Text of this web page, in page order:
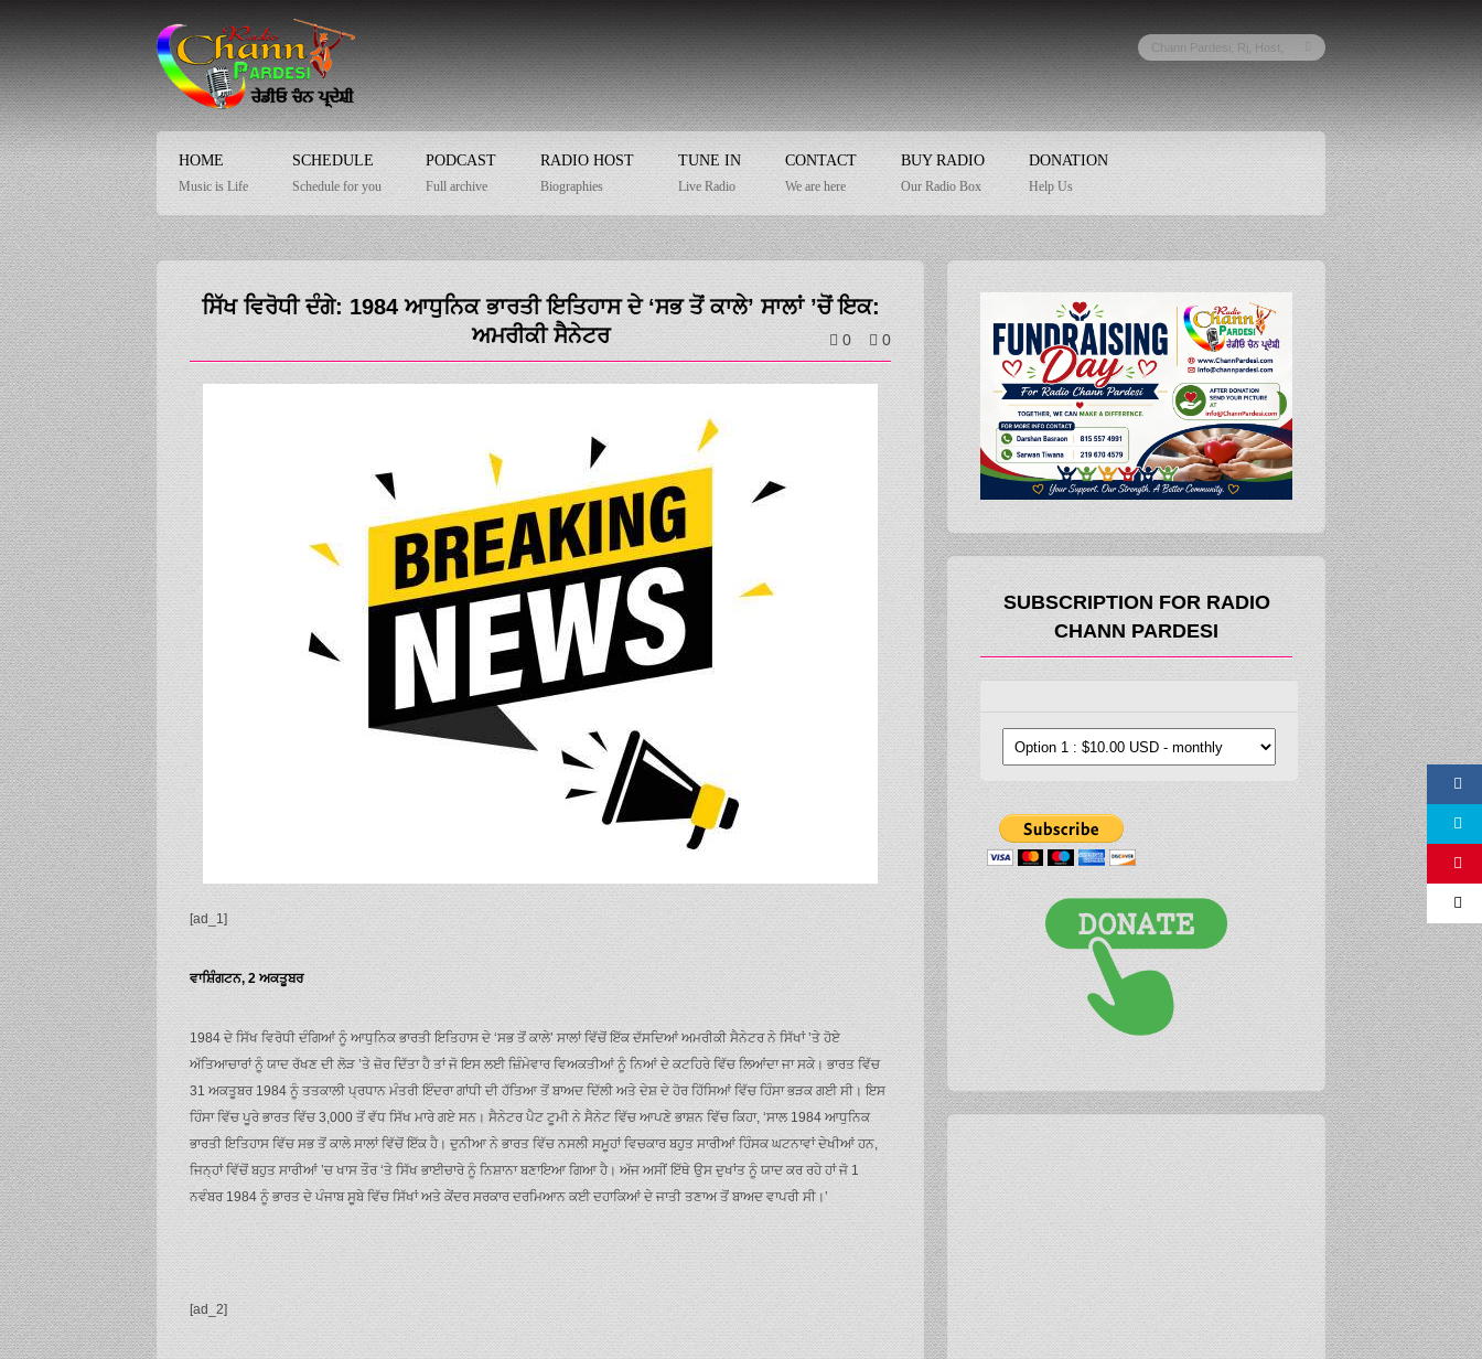
HOME
Music is Life
SCHEDULE
Schedule for you
PODCAST
Full archive
RADIO HOST
Biographies
TUNE IN
Live Radio
CONTACT
We are here
BUY RADIO
Our Radio Box
DONATION
Help Us
ਸਿੱਖ ਵਿਰੋਧੀ ਦੰਗੇ: 1984 ਆਧੁਨਿਕ ਭਾਰਤੀ ਇਤਿਹਾਸ ਦੇ ‘ਸਭ ਤੋਂ ਕਾਲੇ’ ਸਾਲਾਂ ’ਚੋਂ ਇਕ:
ਅਮਰੀਕੀ ਸੈਨੇਟਰ
0 0
[ad_1]
ਵਾਸ਼ਿੰਗਟਨ, 2 ਅਕਤੂਬਰ
1984 ਦੇ ਸਿੱਖ ਵਿਰੋਧੀ ਦੰਗਿਆਂ ਨੂੰ ਆਧੁਨਿਕ ਭਾਰਤੀ ਇਤਿਹਾਸ ਦੇ ‘ਸਭ ਤੋਂ ਕਾਲੇ’ ਸਾਲਾਂ ਵਿੱਚੋਂ ਇੱਕ ਦੱਸਦਿਆਂ ਅਮਰੀਕੀ ਸੈਨੇਟਰ ਨੇ ਸਿੱਖਾਂ ’ਤੇ ਹੋਏ
ਅੱਤਿਆਚਾਰਾਂ ਨੂੰ ਯਾਦ ਰੱਖਣ ਦੀ ਲੋੜ ’ਤੇ ਜ਼ੋਰ ਦਿੱਤਾ ਹੈ ਤਾਂ ਜੋ ਇਸ ਲਈ ਜ਼ਿੰਮੇਵਾਰ ਵਿਅਕਤੀਆਂ ਨੂੰ ਨਿਆਂ ਦੇ ਕਟਹਿਰੇ ਵਿੱਚ ਲਿਆਂਦਾ ਜਾ ਸਕੇ। ਭਾਰਤ ਵਿੱਚ
31 ਅਕਤੂਬਰ 1984 ਨੂੰ ਤਤਕਾਲੀ ਪ੍ਰਧਾਨ ਮੰਤਰੀ ਇੰਦਰਾ ਗਾਂਧੀ ਦੀ ਹੱਤਿਆ ਤੋਂ ਬਾਅਦ ਦਿੱਲੀ ਅਤੇ ਦੇਸ਼ ਦੇ ਹੋਰ ਹਿੱਸਿਆਂ ਵਿੱਚ ਹਿੰਸਾ ਭੜਕ ਗਈ ਸੀ। ਇਸ
ਹਿੰਸਾ ਵਿੱਚ ਪੂਰੇ ਭਾਰਤ ਵਿੱਚ 3,000 ਤੋਂ ਵੱਧ ਸਿੱਖ ਮਾਰੇ ਗਏ ਸਨ। ਸੈਨੇਟਰ ਪੈਟ ਟੂਮੀ ਨੇ ਸੈਨੇਟ ਵਿੱਚ ਆਪਣੇ ਭਾਸ਼ਨ ਵਿੱਚ ਕਿਹਾ, ‘ਸਾਲ 1984 ਆਧੁਨਿਕ
ਭਾਰਤੀ ਇਤਿਹਾਸ ਵਿੱਚ ਸਭ ਤੋਂ ਕਾਲੇ ਸਾਲਾਂ ਵਿੱਚੋਂ ਇੱਕ ਹੈ। ਦੁਨੀਆ ਨੇ ਭਾਰਤ ਵਿੱਚ ਨਸਲੀ ਸਮੂਹਾਂ ਵਿਚਕਾਰ ਬਹੁਤ ਸਾਰੀਆਂ ਹਿੰਸਕ ਘਟਨਾਵਾਂ ਦੇਖੀਆਂ ਹਨ,
ਜਿਨ੍ਹਾਂ ਵਿੱਚੋਂ ਬਹੁਤ ਸਾਰੀਆਂ ’ਚ ਖਾਸ ਤੌਰ ‘ਤੇ ਸਿੱਖ ਭਾਈਚਾਰੇ ਨੂੰ ਨਿਸ਼ਾਨਾ ਬਣਾਇਆ ਗਿਆ ਹੈ। ਅੱਜ ਅਸੀਂ ਇੱਥੇ ਉਸ ਦੁਖਾਂਤ ਨੂੰ ਯਾਦ ਕਰ ਰਹੇ ਹਾਂ ਜੋ 1
ਨਵੰਬਰ 1984 ਨੂੰ ਭਾਰਤ ਦੇ ਪੰਜਾਬ ਸੂਬੇ ਵਿੱਚ ਸਿੱਖਾਂ ਅਤੇ ਕੇਂਦਰ ਸਰਕਾਰ ਦਰਮਿਆਨ ਕਈ ਦਹਾਕਿਆਂ ਦੇ ਜਾਤੀ ਤਣਾਅ ਤੋਂ ਬਾਅਦ ਵਾਪਰੀ ਸੀ।’
[ad_2]
SUBSCRIPTION FOR RADIO
CHANN PARDESI